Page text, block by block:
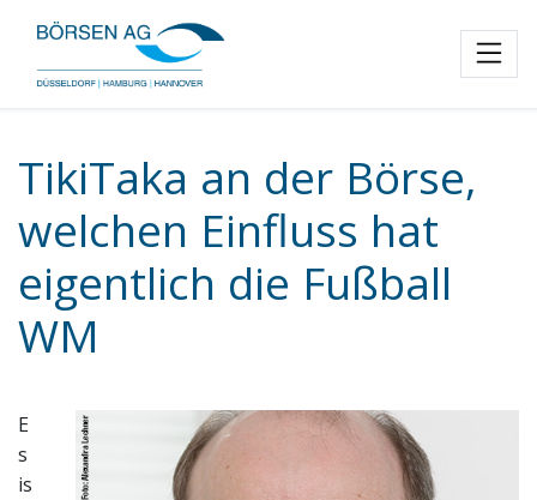
TikiTaka an der Börse,
welchen Einfluss hat
eigentlich die Fußball
WM
E
s
is